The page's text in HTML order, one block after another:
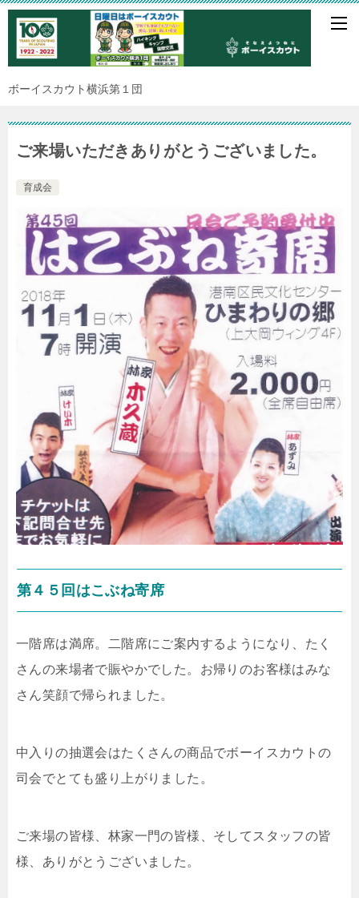
ボーイスカウト横浜第１団
ご来場いただきありがとうございました。
育成会
第４５回はこぶね寄席
一階席は満席。二階席にご案内するようになり、たく
さんの来場者で賑やかでした。お帰りのお客様はみな
さん笑顔で帰られました。
中入りの抽選会はたくさんの商品でボーイスカウトの
司会でとても盛り上がりました。
ご来場の皆様、林家一門の皆様、そしてスタッフの皆
様、ありがとうございました。